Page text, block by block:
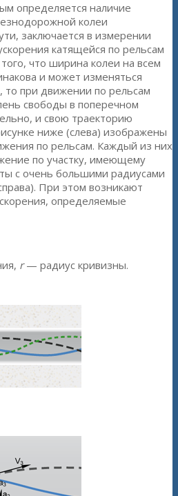
определяется наличие
колеи
заключается в измерении
катящейся по рельсам
что ширина колеи на всем
и может изменяться
то при движении по рельсам
свободы в поперечном
и свою траекторию
ниже (слева) изображены
по рельсам. Каждый из них
по участку, имеющему
с очень большими радиусами
При этом возникают
определяемые
r— радиус кривизны.